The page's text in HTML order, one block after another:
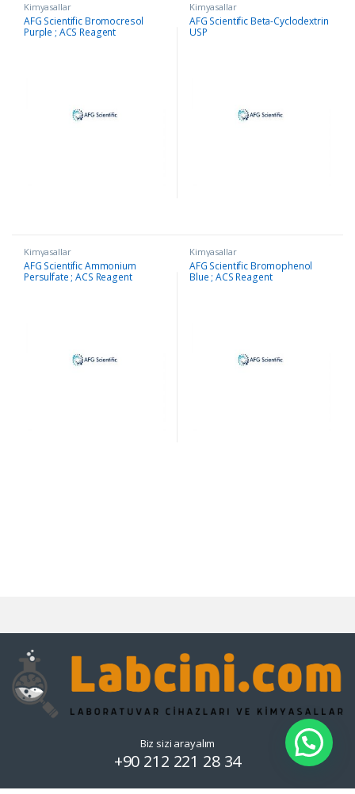
Kimyasallar
AFG Scientific Bromocresol
Purple ; ACS Reagent
Kimyasallar
AFG Scientific Beta-Cyclodextrin
USP
Kimyasallar
AFG Scientific Ammonium
Persulfate ; ACS Reagent
Kimyasallar
AFG Scientific Bromophenol
Blue ; ACS Reagent
Biz sizi arayalım
+90 212 221 28 34